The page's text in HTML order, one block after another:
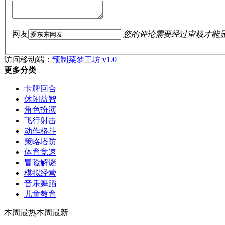
网友 您的评论需要经过审核才能
访问移动端： 预制菜梦工坊 v1.0
更多分类
卡牌回合
休闲益智
角色扮演
飞行射击
动作格斗
策略塔防
体育竞速
冒险解谜
模拟经营
音乐舞蹈
儿童教育
本周最热本周最新